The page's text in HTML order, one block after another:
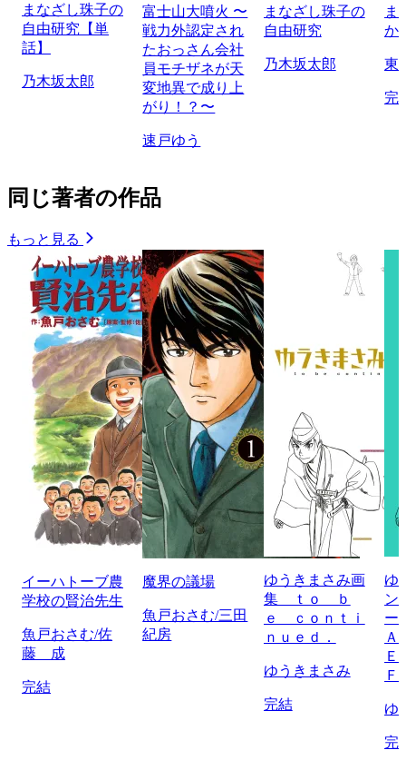
まなざし珠子の
自由研究【単
話】
乃木坂太郎
富士山大噴火 〜
戦力外認定され
たおっさん会社
員モチザネが天
変地異で成り上
がり！？〜
速戸ゆう
まなざし珠子の
自由研究
乃木坂太郎
ま
か
東
完
同じ著者の作品
もっと見る
イーハトーブ農
学校の賢治先生
魚戸おさむ/佐
藤 成
完結
魔界の議場
魚戸おさむ/三田
紀房
ゆうきまさみ画
集 ｔｏ ｂ
ｅ ｃｏｎｔｉ
ｎｕｅｄ．
ゆうきまさみ
完結
ゆ
ン
ー
ゆ
完